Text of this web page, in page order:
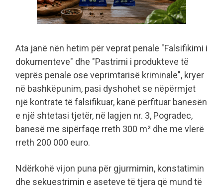
Ata janë nën hetim për veprat penale "Falsifikimi i
dokumenteve" dhe "Pastrimi i produkteve të
veprës penale ose veprimtarisë kriminale", kryer
në bashkëpunim, pasi dyshohet se nëpërmjet
një kontrate të falsifikuar, kanë përfituar banesën
e një shtetasi tjetër, në lagjen nr. 3, Pogradec,
banesë me sipërfaqe rreth 300 m² dhe me vlerë
rreth 200 000 euro.
Ndërkohë vijon puna për gjurmimin, konstatimin
dhe sekuestrimin e aseteve të tjera që mund të